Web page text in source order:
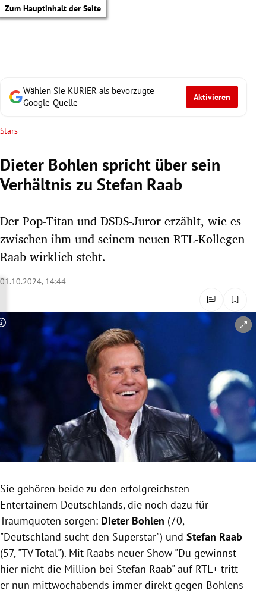
Zum Hauptinhalt der Seite
Untermenü
Untermenü
Untermenü
Untermenü
Untermenü
Untermenü
Untermenü
Untermenü
Wählen Sie KURIER als bevorzugte
Google-Quelle
Aktivieren
Stars
Dieter Bohlen spricht über sein
Verhältnis zu Stefan Raab
Der Pop-Titan und DSDS-Juror erzählt, wie es
zwischen ihm und seinem neuen RTL-Kollegen
Raab wirklich steht.
01.10.2024, 14:44
Copyright-Hinweis öffnen/schließen
Sie gehören beide zu den erfolgreichsten
Entertainern Deutschlands, die noch dazu für
Traumquoten sorgen: Dieter Bohlen (70,
"Deutschland sucht den Superstar") und Stefan Raab
(57, "TV Total"). Mit Raabs neuer Show "Du gewinnst
hier nicht die Million bei Stefan Raab" auf RTL+ tritt
er nun mittwochabends immer direkt gegen Bohlens